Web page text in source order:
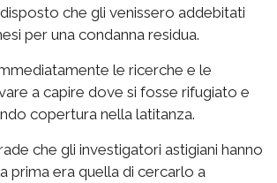
che gli venissero addebitati
per una condanna residua.
le ricerche e le
a capire dove si fosse rifugiato e
copertura nella latitanza.
che gli investigatori astigiani hanno
prima era quella di cercarlo a